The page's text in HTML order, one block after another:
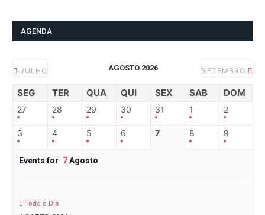
AGENDA
JULHO AGOSTO 2026 SETEMBRO
SEG TER QUA QUI SEX SAB DOM
27 28 29 30 31 1 2
3 4 5 6 7 8 9
Events for 7Agosto
Todo o Dia